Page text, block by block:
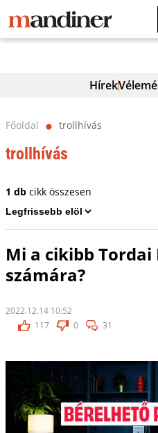
Hírek
Főoldal ⬤ trollhívás
trollhívás
1 dbcikk összesen
Mi a cikibb Tordai
számára?
2022.12.14 10:52
117
0 31